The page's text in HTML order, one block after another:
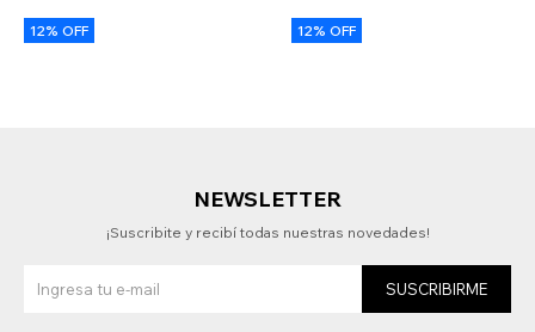
12% OFF 12% OFF
NEWSLETTER
¡Suscribite y recibí todas nuestras novedades!
SUSCRIBIRME